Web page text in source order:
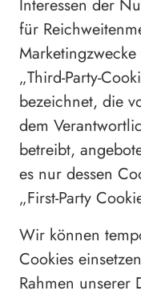
Interessen der
für
„Third-Party-
bezeichnet, die
dem
betreibt,
es nur dessen
„First-Party
Wir können
Cookies
Rahmen unserer